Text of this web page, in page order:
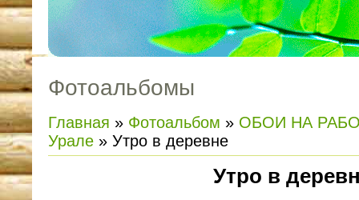
Фотоальбомы
Главная » Фотоальбом » ОБОИ НА
Урале » Утро в деревне
Утро в